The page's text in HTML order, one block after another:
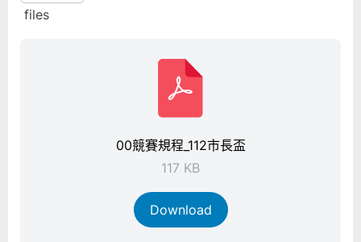
files
00競賽規程_112市長盃
117 KB
Download